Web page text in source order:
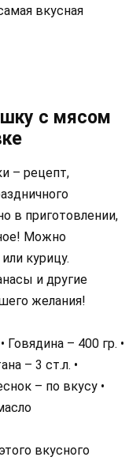
вкусная
с мясом
– рецепт,
в приготовлении,
Можно
курицу.
и другие
желания!
Говядина – 400 гр. •
– 3 ст.л. •
– по вкусу •
вкусного